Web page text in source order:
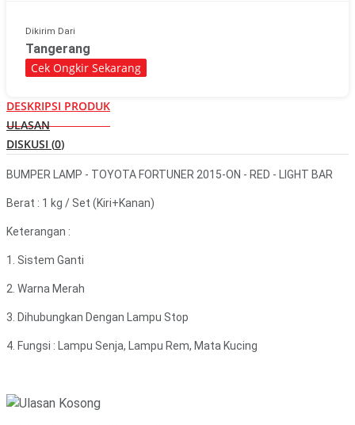
Dikirim Dari
Tangerang
Cek Ongkir Sekarang
DESKRIPSI PRODUK
ULASAN
DISKUSI (0)
BUMPER LAMP - TOYOTA FORTUNER 2015-ON - RED - LIGHT BAR
Berat : 1 kg / Set (Kiri+Kanan)
Keterangan :
1. Sistem Ganti
2. Warna Merah
3. Dihubungkan Dengan Lampu Stop
4. Fungsi : Lampu Senja, Lampu Rem, Mata Kucing